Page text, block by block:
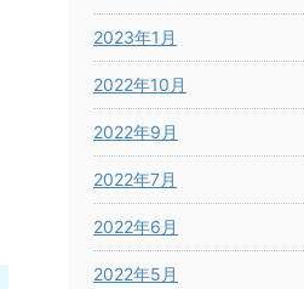
2023年1月
2022年10月
2022年9月
2022年7月
2022年6月
2022年5月